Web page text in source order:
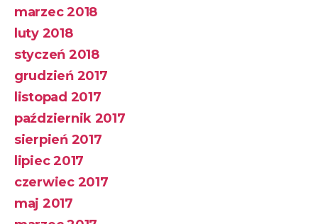
marzec 2018
luty 2018
styczeń 2018
grudzień 2017
listopad 2017
październik 2017
sierpień 2017
lipiec 2017
czerwiec 2017
maj 2017